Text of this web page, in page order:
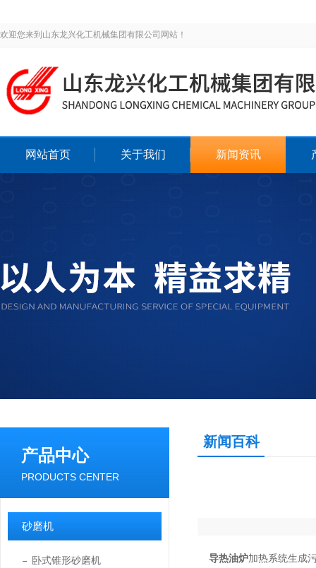
欢迎您来到山东龙兴化工机械集团有限公司网站！
网站首页 关于我们 新闻资讯
产品中心
PRODUCTS CENTER
砂磨机
卧式锥形砂磨机
新闻百科
导热油炉加热系统生成